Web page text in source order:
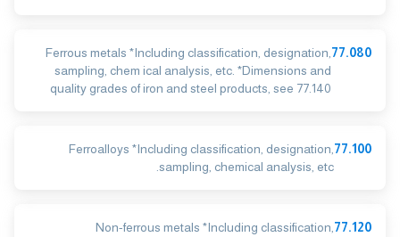
77.080
Ferrous metals *Including classification, designation,
sampling, chem ical analysis, etc. *Dimensions and
quality grades of iron and steel products, see 77.140
77.100
Ferroalloys *Including classification, designation,
sampling, chemical analysis, etc.
77.120
Non-ferrous metals *Including classification,